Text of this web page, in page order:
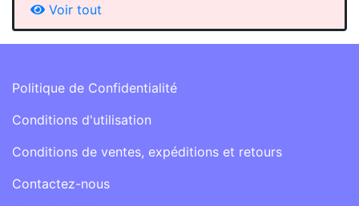
Voir tout
Politique de Confidentialité
Conditions d'utilisation
Conditions de ventes, expéditions et retours
Contactez-nous